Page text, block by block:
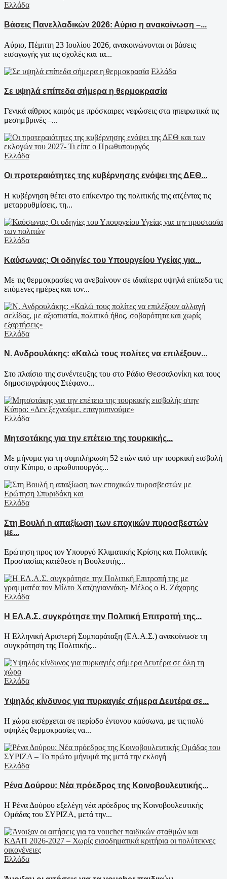
Ελλάδα
Βάσεις Πανελλαδικών 2026: Αύριο η ανακοίνωση –...
Αύριο, Πέμπτη 23 Ιουλίου 2026, ανακοινώνονται οι βάσεις
εισαγωγής για τις σχολές και τα...
Ελλάδα
Σε υψηλά επίπεδα σήμερα η θερμοκρασία
Γενικά αίθριος καιρός με πρόσκαιρες νεφώσεις στα ηπειρωτικά τις
μεσημβρινές –...
Ελλάδα
Οι προτεραιότητες της κυβέρνησης ενόψει της ΔΕΘ...
Η κυβέρνηση θέτει στο επίκεντρο της πολιτικής της ατζέντας τις
μεταρρυθμίσεις, τη...
Ελλάδα
Καύσωνας: Οι οδηγίες του Υπουργείου Υγείας για...
Με τις θερμοκρασίες να ανεβαίνουν σε ιδιαίτερα υψηλά επίπεδα τις
επόμενες ημέρες και τον...
Ελλάδα
Ν. Ανδρουλάκης: «Καλώ τους πολίτες να επιλέξουν...
Στο πλαίσιο της συνέντευξης του στο Ράδιο Θεσσαλονίκη και τους
δημοσιογράφους Στέφανο...
Ελλάδα
Μητσοτάκης για την επέτειο της τουρκικής...
Με μήνυμα για τη συμπλήρωση 52 ετών από την τουρκική εισβολή
στην Κύπρο, ο πρωθυπουργός...
Ελλάδα
Στη Βουλή η απαξίωση των εποχικών πυροσβεστών
με...
Ερώτηση προς τον Υπουργό Κλιματικής Κρίσης και Πολιτικής
Προστασίας κατέθεσε η Βουλευτής...
Ελλάδα
Η ΕΛ.Α.Σ. συγκρότησε την Πολιτική Επιτροπή της...
Η Ελληνική Αριστερή Συμπαράταξη (ΕΛ.Α.Σ.) ανακοίνωσε τη
συγκρότηση της Πολιτικής...
Ελλάδα
Υψηλός κίνδυνος για πυρκαγιές σήμερα Δευτέρα σε...
Η χώρα εισέρχεται σε περίοδο έντονου καύσωνα, με τις πολύ
υψηλές θερμοκρασίες να...
Ελλάδα
Ρένα Δούρου: Νέα πρόεδρος της Κοινοβουλευτικής...
Η Ρένα Δούρου εξελέγη νέα πρόεδρος της Κοινοβουλευτικής
Ομάδας του ΣΥΡΙΖΑ, μετά την...
Ελλάδα